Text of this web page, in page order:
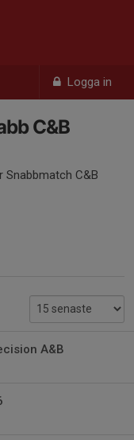
Logga in
C&B
Snabbmatch C&B
A&B